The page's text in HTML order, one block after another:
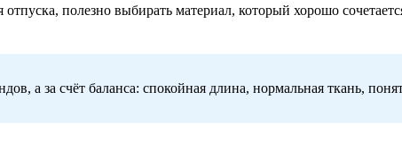
полезно выбирать материал, который хорошо
а за счёт баланса: спокойная длина, нормальная ткань,